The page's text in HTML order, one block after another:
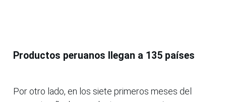
Productos peruanos llegan a 135 países
Por otro lado, en los siete primeros meses del